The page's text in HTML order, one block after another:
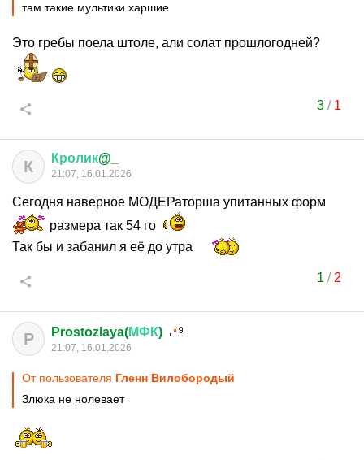
там такие мультики харшие
Это гребы поела штоле, али солат прошлогодней?
3/ 1
К Кролик@_
21:07, 16.01.2026
Сегодня наверное МОДЕРаторша упитанных форм
размера так 54 го
Так бы и забанил я её до утра
1 / 2
P Prostozlaya(МФК)
21:07, 16.01.2026
От пользователя Гленн Вилобородый
Злюка не нолевает